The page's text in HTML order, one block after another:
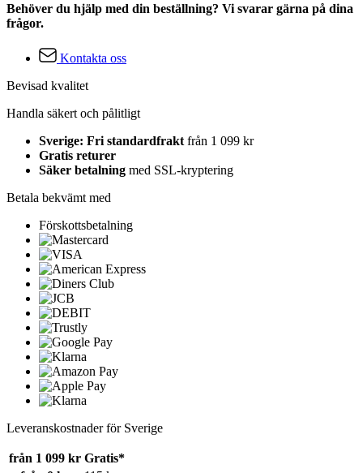
Behöver du hjälp med din beställning? Vi svarar gärna på dina
frågor.
Kontakta oss
Bevisad kvalitet
Handla säkert och pålitligt
Sverige: Fri standardfrakt från 1 099 kr
Gratis returer
Säker betalning med SSL-kryptering
Betala bekvämt med
Förskottsbetalning
Leveranskostnader för Sverige
från 1 099 kr Gratis*